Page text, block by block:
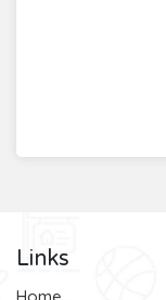
Links